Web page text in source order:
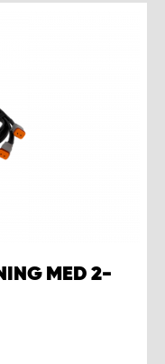
MED 2-